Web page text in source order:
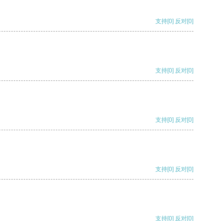
支持[0] 反对[0]
支持[0] 反对[0]
支持[0] 反对[0]
支持[0] 反对[0]
支持[0] 反对[0]